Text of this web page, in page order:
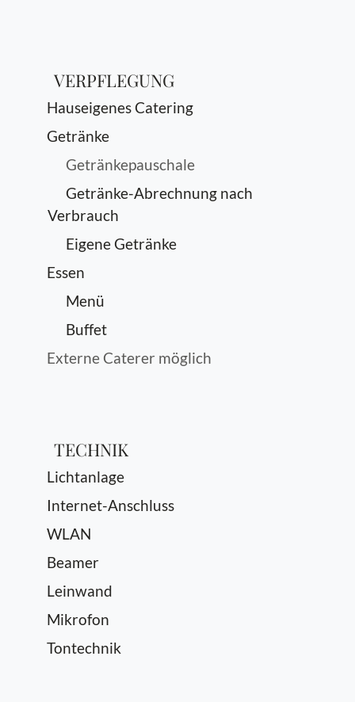
VERPFLEGUNG
Hauseigenes Catering
Getränke
Getränkepauschale
Getränke-Abrechnung nach
Verbrauch
Eigene Getränke
Essen
Menü
Buffet
Externe Caterer möglich
TECHNIK
Lichtanlage
Internet-Anschluss
WLAN
Beamer
Leinwand
Mikrofon
Tontechnik